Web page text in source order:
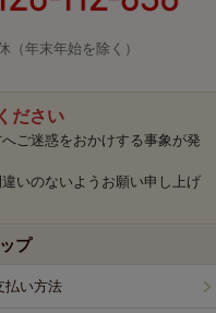
（年末年始を除く）
ださい
ご迷惑をおかけする事象が発
いのないようお願い申し上げ
プ
払い方法